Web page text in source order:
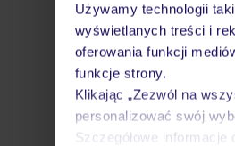
Używamy technologii
wyświetlanych treści i
oferowania funkcji
funkcje strony.
Klikając „Zezwól na
personalizować swój
Szczegółowe